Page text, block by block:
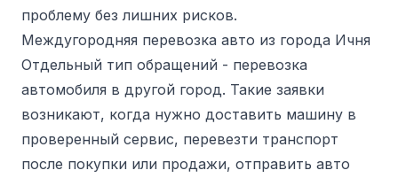
проблему без лишних рисков.
Междугородняя перевозка авто из города Ичня
Отдельный тип обращений - перевозка
автомобиля в другой город. Такие заявки
возникают, когда нужно доставить машину в
проверенный сервис, перевезти транспорт
после покупки или продажи, отправить авто